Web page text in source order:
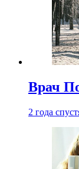
Врач
2 года